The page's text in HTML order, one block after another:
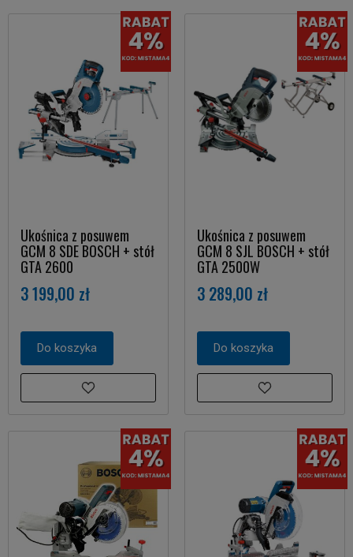
Ukośnica z posuwem
GCM 8 SDE BOSCH + stół
GTA 2600
3 199,00 zł
Do koszyka
Ukośnica z posuwem
GCM 8 SJL BOSCH + stół
GTA 2500W
3 289,00 zł
Do koszyka